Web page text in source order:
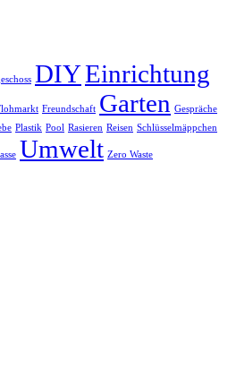
DIYEinrichtung
Freundschaft Garten Gespräche
Plastik Pool Rasieren Reisen Schlüsselmäppchen
Umwelt Zero Waste